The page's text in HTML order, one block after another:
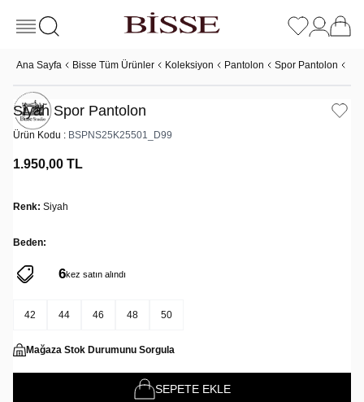
Ana Sayfa Bisse Tüm Ürünler Koleksiyon Pantolon Spor Pantolon
Siyah Spor Pantolon
Ürün Kodu : BSPNS25K25501_D99
1.950,00 TL
Renk: Siyah
Beden:
6kez satın alındı
24kez sepete eklendi
42 44 46 48 50
Mağaza Stok Durumunu Sorgula
SEPETE EKLE